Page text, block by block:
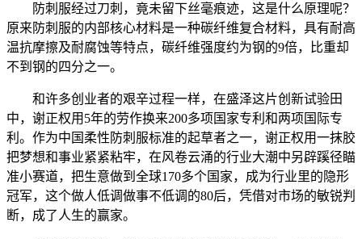
防刺服经过刀刺，竟未留下丝毫痕迹，这是什么原理呢？
原来防刺服的内部核心材料是一种碳纤维复合材料，具有耐高
温抗摩擦及耐腐蚀等特点，碳纤维强度约为钢的9倍，比重却
不到钢的四分之一。
和许多创业者的艰辛过程一样，在盛泽这片创新试验田
中，谢正权用5年的劳作换来200多项国家专利和两项国际专
利。作为中国柔性防刺服标准的起草者之一，谢正权用一抹胶
把梦想和事业紧紧粘牢，在风卷云涌的行业大潮中另辟蹊径瞄
准小赛道，把生意做到全球170多个国家，成为行业里的隐形
冠军，这个做人低调做事不低调的80后，凭借对市场的敏锐判
断，成了人生的赢家。